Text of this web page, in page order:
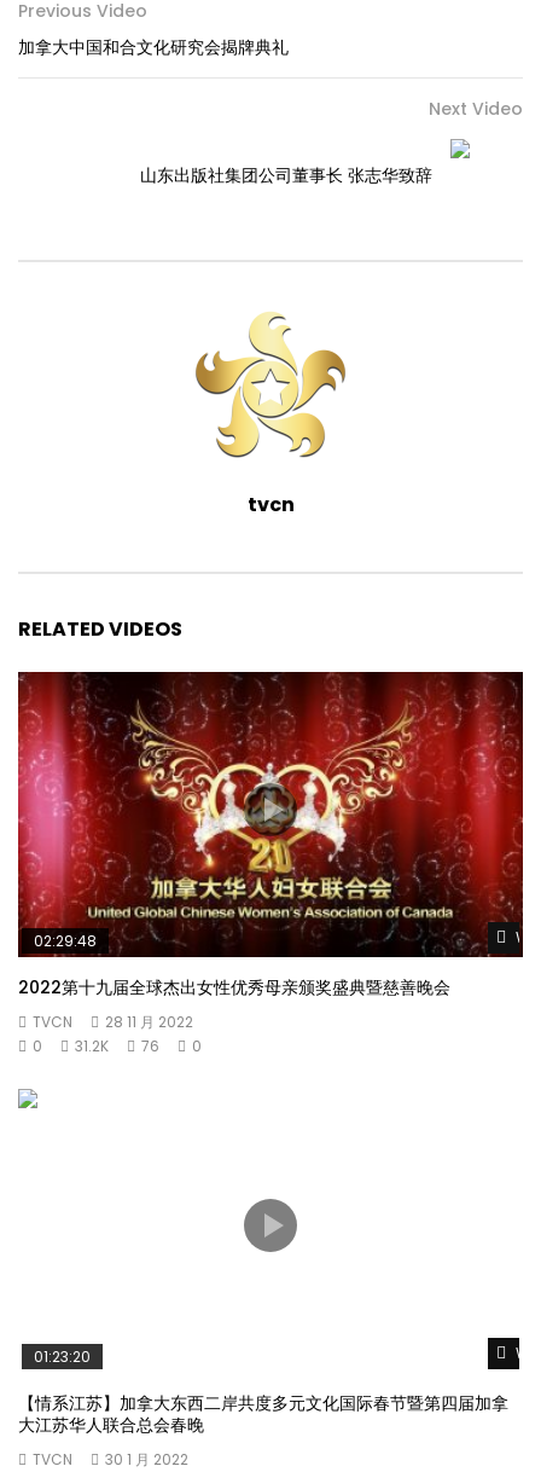
Previous Video
加拿大中国和合文化研究会揭牌典礼
Next Video
山东出版社集团公司董事长 张志华致辞
tvcn
RELATED VIDEOS
02:29:48
2022第十九届全球杰出女性优秀母亲颁奖盛典暨慈善晚会
TVCN
28 11 月 2022
0
31.2K 76 0
01:23:20
【情系江苏】加拿大东西二岸共度多元文化国际春节暨第四届加拿
大江苏华人联合总会春晚
TVCN
30 1 月 2022